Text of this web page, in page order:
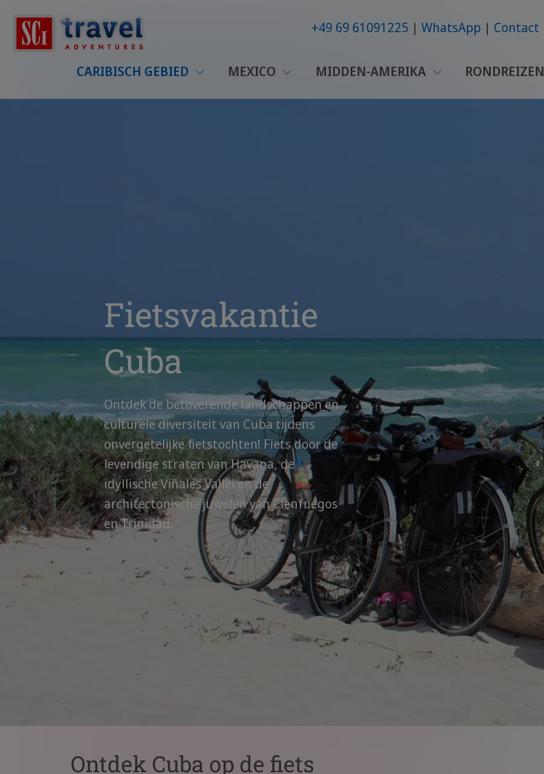
+49 69 61091225 WhatsApp Contact
CARIBISCH GEBIED MEXICO MIDDEN-AMERIKA RONDREIZEN
Fietsvakantie
Cuba
Ontdek de betoverende landschappen en
culturele diversiteit van Cuba tijdens
onvergetelijke fietstochten! Fiets door de
levendige straten van Havana, de
idyllische Viñales Vallei en de
architectonische juwelen van Cienfuegos
en Trinidad.
Ontdek Cuba op de fiets